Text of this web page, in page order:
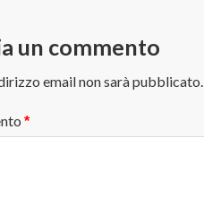
un commento
email non sarà pubblicato.
*